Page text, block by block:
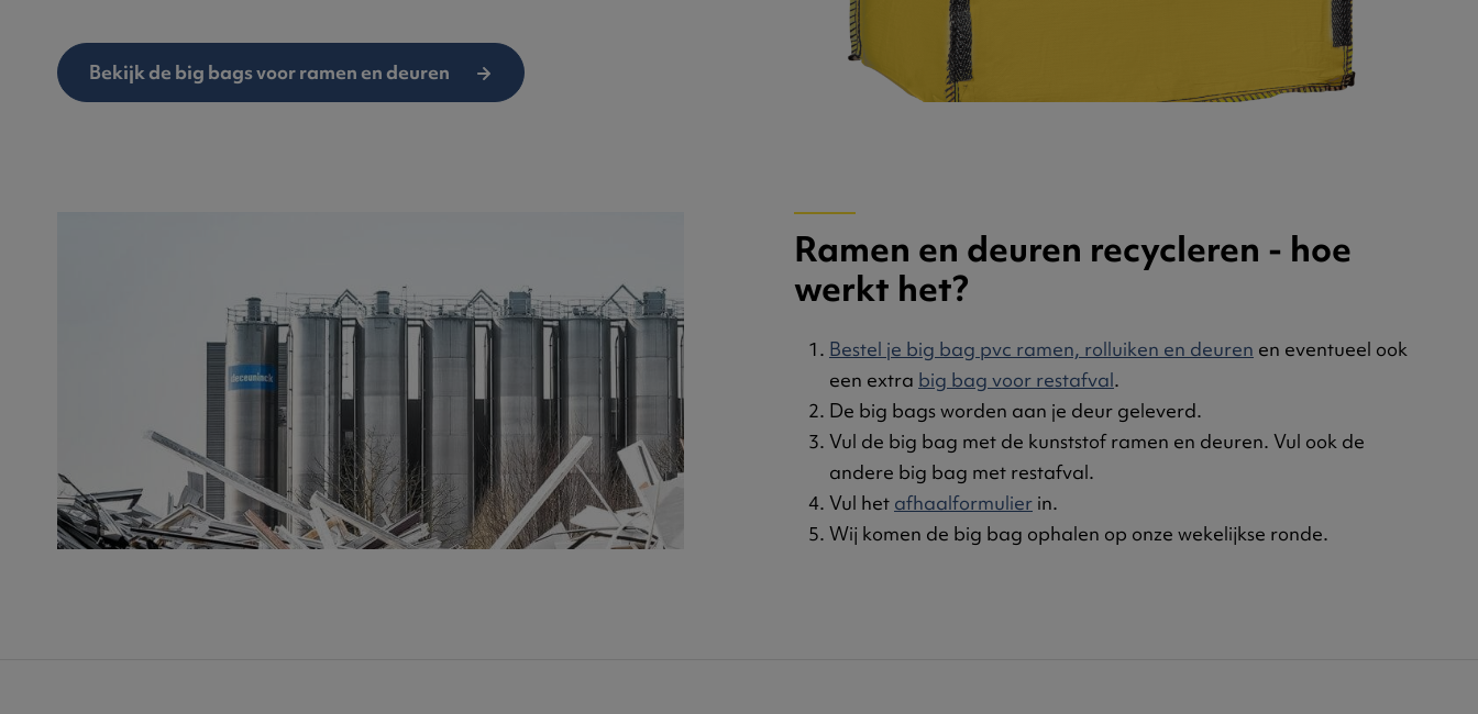
Bekijk de big bags voor ramen en deuren
Ramen en deuren recycleren - hoe
werkt het?
Bestel je big bag pvc ramen, rolluiken en deuren en eventueel ook
een extra big bag voor restafval.
De big bags worden aan je deur geleverd.
Vul de big bag met de kunststof ramen en deuren. Vul ook de
andere big bag met restafval.
Vul het afhaalformulier in.
Wij komen de big bag ophalen op onze wekelijkse ronde.